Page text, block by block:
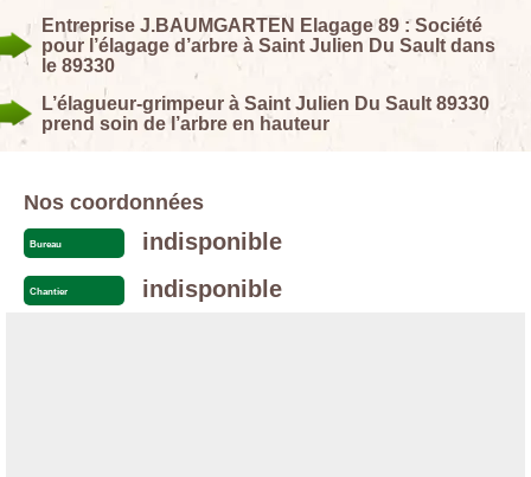
Entreprise J.BAUMGARTEN Elagage 89 : Société
pour l’élagage d’arbre à Saint Julien Du Sault dans
le 89330
L’élagueur-grimpeur à Saint Julien Du Sault 89330
prend soin de l’arbre en hauteur
Nos coordonnées
Bureau indisponible
Chantier indisponible